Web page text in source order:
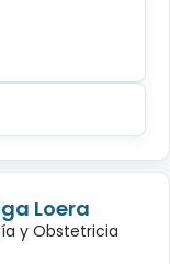
Loera
y Obstetricia